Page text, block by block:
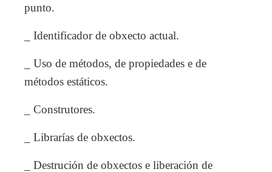
punto.
_ Identificador de obxecto actual.
_ Uso de métodos, de propiedades e de
métodos estáticos.
_ Construtores.
_ Librarías de obxectos.
_ Destrución de obxectos e liberación de